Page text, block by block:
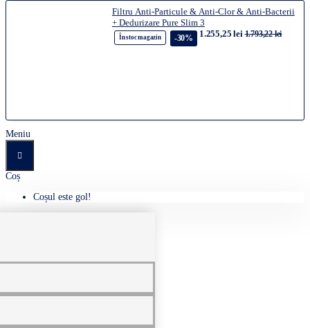
Filtru Anti-Particule & Anti-Clor & Anti-Bacterii
+ Dedurizare Pure Slim 3
În stoc magazin -30% 1.255,25 lei 1.793,22 lei
Meniu
Coș
Coșul este gol!